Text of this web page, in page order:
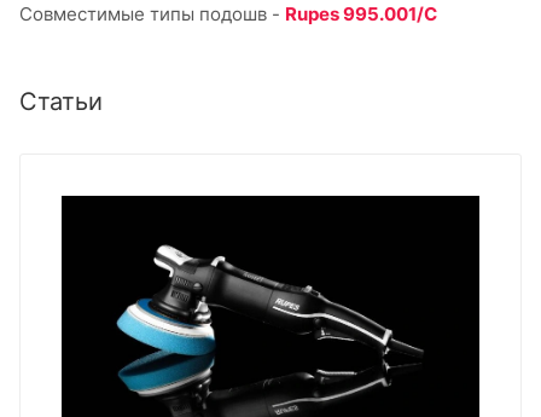
Совместимые типы подошв - Rupes995.001/C
Статьи